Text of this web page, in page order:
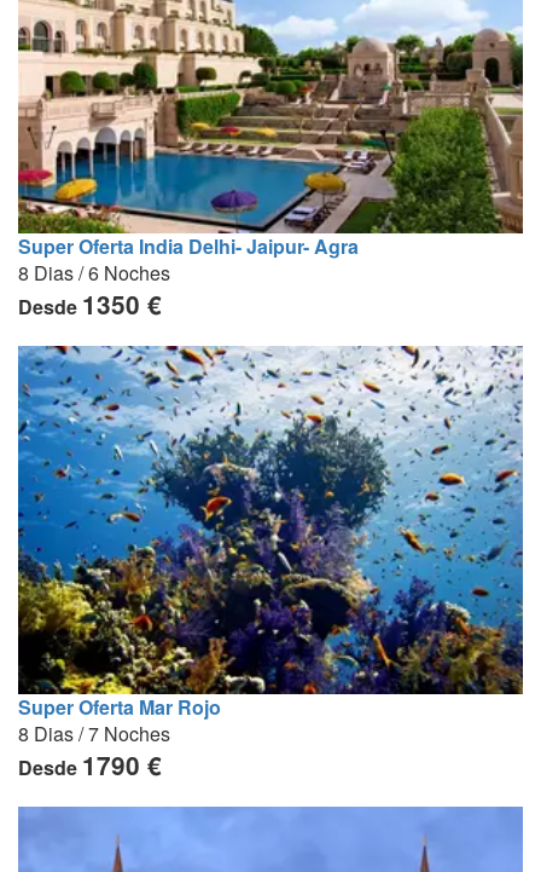
Super Oferta India Delhi- Jaipur- Agra
8 Dias / 6 Noches
Desde 1350 €
Super Oferta Mar Rojo
8 Dias / 7 Noches
Desde 1790 €